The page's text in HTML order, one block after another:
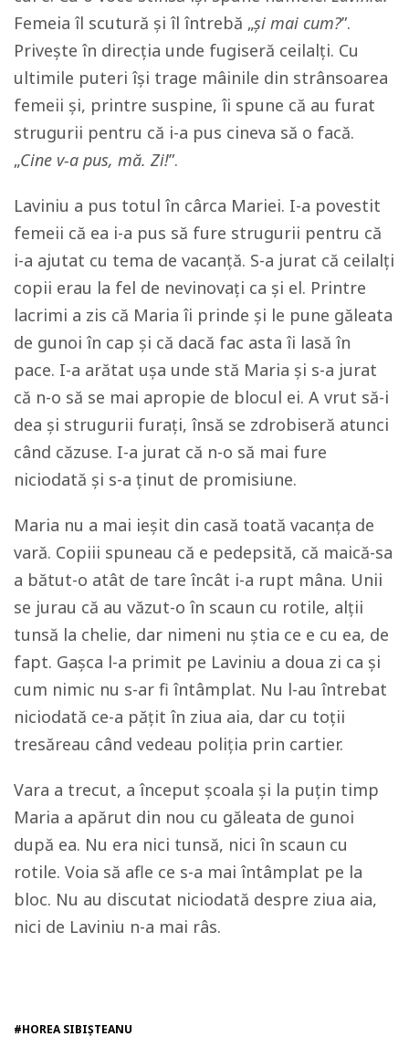
Femeia îl scutură și îl întrebă „și mai cum?”.
Privește în direcția unde fugiseră ceilalți. Cu
ultimile puteri își trage mâinile din strânsoarea
femeii și, printre suspine, îi spune că au furat
strugurii pentru că i-a pus cineva să o facă.
„Cine v-a pus, mă. Zi!”.
Laviniu a pus totul în cârca Mariei. I-a povestit
femeii că ea i-a pus să fure strugurii pentru că
i-a ajutat cu tema de vacanță. S-a jurat că ceilalți
copii erau la fel de nevinovați ca și el. Printre
lacrimi a zis că Maria îi prinde și le pune găleata
de gunoi în cap și că dacă fac asta îi lasă în
pace. I-a arătat ușa unde stă Maria și s-a jurat
că n-o să se mai apropie de blocul ei. A vrut să-i
dea și strugurii furați, însă se zdrobiseră atunci
când căzuse. I-a jurat că n-o să mai fure
niciodată și s-a ținut de promisiune.
Maria nu a mai ieșit din casă toată vacanța de
vară. Copiii spuneau că e pedepsită, că maică-sa
a bătut-o atât de tare încât i-a rupt mâna. Unii
se jurau că au văzut-o în scaun cu rotile, alții
tunsă la chelie, dar nimeni nu știa ce e cu ea, de
fapt. Gașca l-a primit pe Laviniu a doua zi ca și
cum nimic nu s-ar fi întâmplat. Nu l-au întrebat
niciodată ce-a pățit în ziua aia, dar cu toții
tresăreau când vedeau poliția prin cartier.
Vara a trecut, a început școala și la puțin timp
Maria a apărut din nou cu găleata de gunoi
după ea. Nu era nici tunsă, nici în scaun cu
rotile. Voia să afle ce s-a mai întâmplat pe la
bloc. Nu au discutat niciodată despre ziua aia,
nici de Laviniu n-a mai râs.
#HOREA SIBIȘTEANU